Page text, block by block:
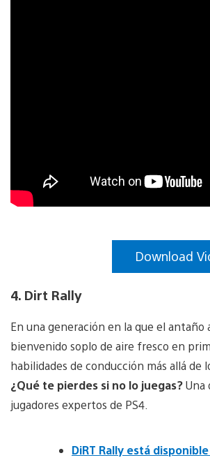
Download
4. Dirt Rally
En una generación en la que el antaño
bienvenido soplo de aire fresco en
habilidades de conducción más allá de
¿Qué te pierdes si no lo juegas?Una
jugadores expertos de PS4.
DiRT Rally está